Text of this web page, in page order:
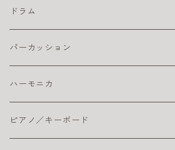
初心者セット／ソプラノウクレレ
エレキ弦 お買得パック
エレキギター本体
おとなにオススメのエレキギター
こどもにオススメのエレキギター
ベースアンプ
練習用ベースアンプ
ベース本体
ライブにおすすめのベース
初心者におすすめのベース
初心者におすすめのオカリナ
テナー
ギターチューナー
クリーナー・ワックス
ストラップ
その他
クラシック アクセサリ
ギター チューナー
クラシックギター ピックアップ
クラシックギター弦
コーティング弦
クラシックギター本体
おとなにおすすめのクラシックギター
ドラム
ドラム アクセサリ
その他
ドラムセット
おすすめのドラムセット
電子ドラム用アンプ
パーカッション
初心者におすすめ
カホン本体
ハーモニカ
テンホールズ（ブルースハープ）
ピアノ／キーボード